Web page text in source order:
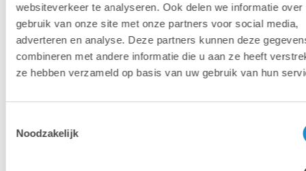
websiteverkeer te analyseren. Ook delen we informatie over
gebruik van onze site met onze partners voor social media,
adverteren en analyse. Deze partners kunnen deze
combineren met andere informatie die u aan ze heeft
ze hebben verzameld op basis van uw gebruik van hun
Noodzakelijk
iPhone iPad